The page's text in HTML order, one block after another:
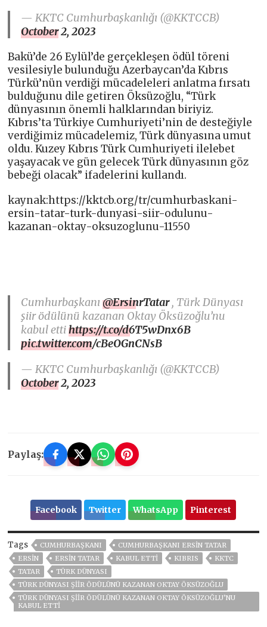
— KKTC Cumhurbaşkanlığı (@KKTCCB)
October 2, 2023
Bakü’de 26 Eylül’de gerçekleşen ödül töreni
vesilesiyle bulunduğu Azerbaycan’da Kıbrıs
Türkü’nün verdiği mücadeleleri anlatma fırsatı
bulduğunu dile getiren Öksüzoğlu, “Türk
dünyasının önemli halklarından biriyiz.
Kıbrıs’ta Türkiye Cumhuriyeti’nin de desteğiyle
verdiğimiz mücadelemiz, Türk dünyasına umut
oldu. Kuzey Kıbrıs Türk Cumhuriyeti ilelebet
yaşayacak ve gün gelecek Türk dünyasının göz
bebeği olacak” ifadelerini kullandı.
kaynak:https://kktcb.org/tr/cumhurbaskani-
ersin-tatar-turk-dunyasi-siir-odulunu-
kazanan-oktay-oksuzoglunu-11550
Cumhurbaşkanı@ErsinrTatar, Türk Dünyası
şiir ödülünü kazanan Oktay Öksüzoğlu’nu
kabul ettihttps://t.co/d6T5wDnx6B
pic.twitter.com/cBeOGnCNsB
— KKTC Cumhurbaşkanlığı (@KKTCCB)
October 2, 2023
Paylaş:
Facebook Twitter WhatsApp Pinterest
Tags CUMHURBAŞKANI
CUMHURBAŞKANI ERSIN TATAR
ERSIN
ERSIN TATAR KABUL ETTI KIBRIS
KKTC
TATAR
TÜRK DÜNYASI
TÜRK DÜNYASI ŞIIR ÖDÜLÜNÜ KAZANAN OKTAY ÖKSÜZOĞLU
TÜRK DÜNYASI ŞIIR ÖDÜLÜNÜ KAZANAN OKTAY ÖKSÜZOĞLU’NU
KABUL ETTI